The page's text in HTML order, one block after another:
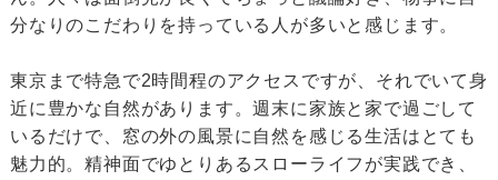
分なりのこだわりを持っている人が多いと感じます。
東京まで特急で2時間程のアクセスですが、それでいて身
近に豊かな自然があります。週末に家族と家で過ごして
いるだけで、窓の外の風景に自然を感じる生活はとても
魅力的。精神面でゆとりあるスローライフが実践でき、